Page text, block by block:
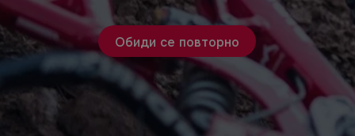
Обиди се повторно